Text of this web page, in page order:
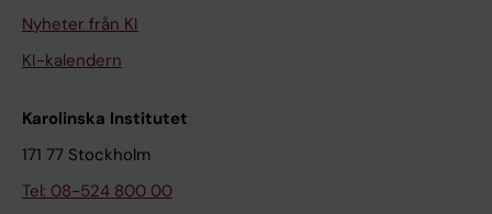
Nyheter från KI
KI-kalendern
Karolinska Institutet
171 77 Stockholm
Tel: 08-524 800 00